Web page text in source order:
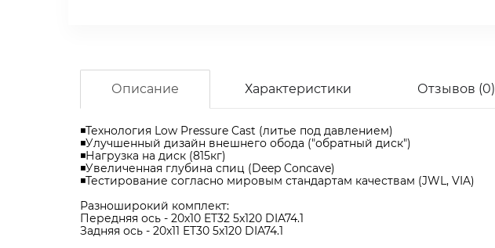
Описание Характеристики Отзывов (0)
◾Технология Low Pressure Cast (литье под давлением)
◾Улучшенный дизайн внешнего обода ("обратный диск")
◾Нагрузка на диск (815кг)
◾Увеличенная глубина спиц (Deep Concave)
◾Тестирование согласно мировым стандартам качествам (JWL, VIA)
Разноширокий комплект:
Передняя ось - 20х10 ET32 5x120 DIA74.1
Задняя ось - 20x11 ET30 5x120 DIA74.1